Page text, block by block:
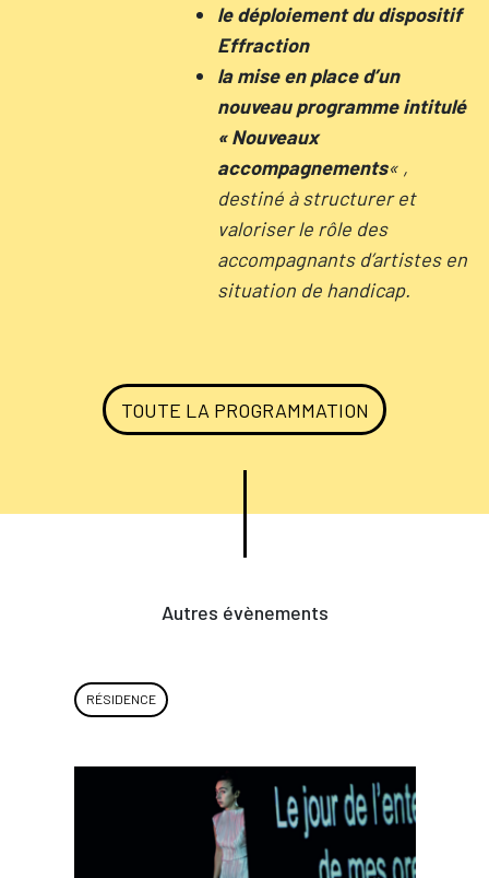
le déploiement du dispositif
Effraction
la mise en place d’un
nouveau programme intitulé
« Nouveaux
accompagnements« ,
destiné à structurer et
valoriser le rôle des
accompagnants d’artistes en
situation de handicap.
TOUTE LA PROGRAMMATION
Autres évènements
RÉSIDENCE